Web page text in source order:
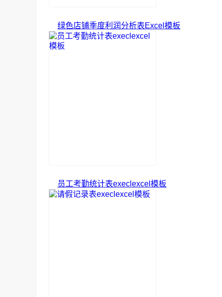
绿色店铺季度利润分析表Excel模板
员工考勤统计表execlexcel模板